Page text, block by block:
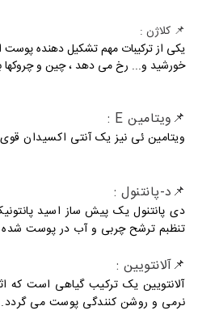
📌 کلاژن :
یکی از ترکیبات مهم تشکیل دهنده
خورشید و... رخ می دهد ، چین و چروکها
📌ویتامین E :
ویتامین ئی نیز یک آنتی اکسیدان
📌د-پانتنول :
تنظبم ترشح چربی و آب در پوست
📌آلانتویین :
آلانتویین یک ترکیب گیاهی است که
نرمی و روشن کنندگی پوست می گردد.